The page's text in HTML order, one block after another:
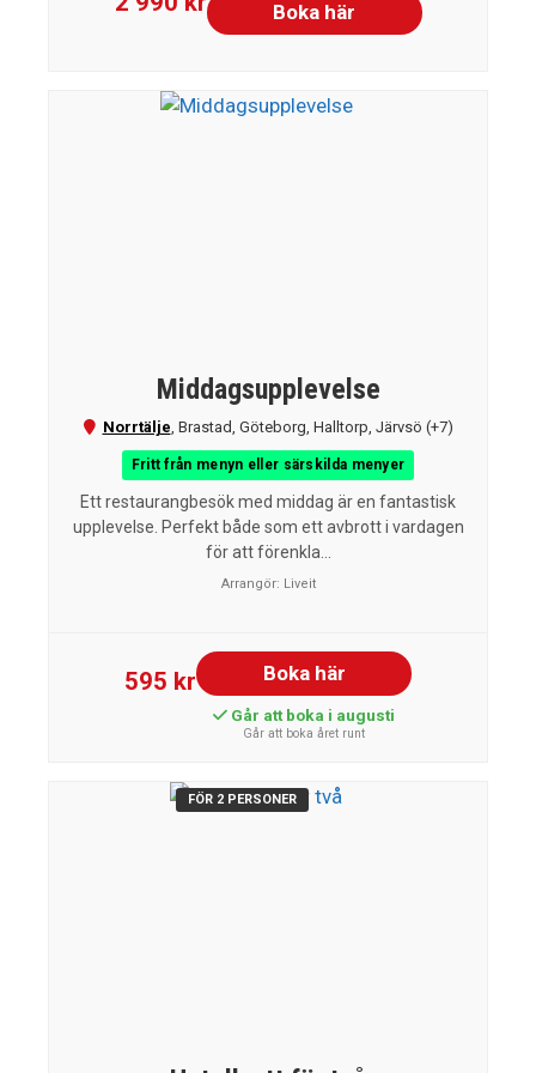
Boka här
Middagsupplevelse
Norrtälje, Brastad, Göteborg, Halltorp, Järvsö (+7)
Fritt från menyn eller särskilda menyer
Ett restaurangbesök med middag är en fantastisk
upplevelse. Perfekt både som ett avbrott i vardagen
för att förenkla...
Arrangör: Liveit
595 kr Boka här
Går att boka i augusti
Går att boka året runt
FÖR 2 PERSONER